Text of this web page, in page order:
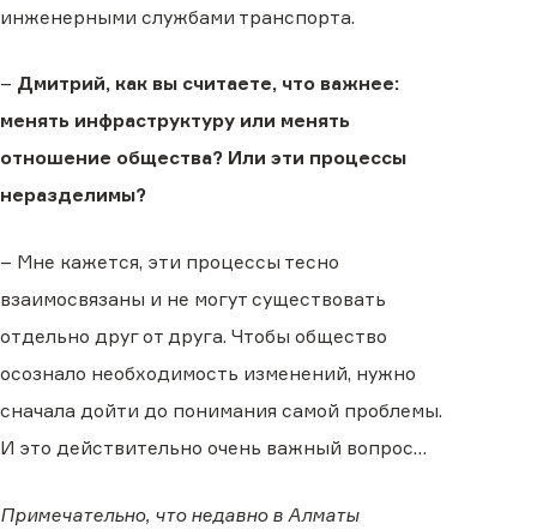
инженерными службами транспорта.
– Дмитрий, как вы считаете, что важнее:
менять инфраструктуру или менять
отношение общества? Или эти процессы
неразделимы?
– Мне кажется, эти процессы тесно
взаимосвязаны и не могут существовать
отдельно друг от друга. Чтобы общество
осознало необходимость изменений, нужно
сначала дойти до понимания самой проблемы.
И это действительно очень важный вопрос…
Примечательно, что недавно в Алматы